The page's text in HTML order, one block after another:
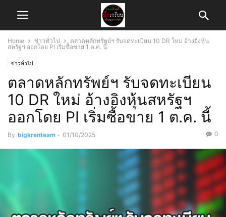
Home ข่าวทั่วไป
ตลาดหลักทรัพย์ฯ รับจดทะเบียน 10 DR ใหม่ อ้างอิงหุ้น
สหรัฐฯ ออกโดย PI เริ่มซื้อขาย 1 ต.ค. นี้
ข่าวทั่วไป
ตลาดหลักทรัพย์ฯ รับจดทะเบียน
10 DR ใหม่ อ้างอิงหุ้นสหรัฐฯ
ออกโดย PI เริ่มซื้อขาย 1 ต.ค. นี้
By bigkrenteam - 01/10/2025 0